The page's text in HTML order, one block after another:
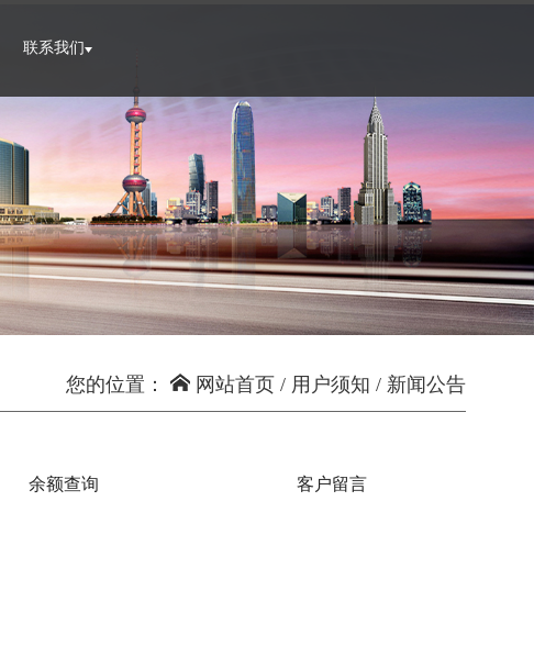
联系我们
您的位置： 网站首页 / 用户须知 / 新闻公告
余额查询 客户留言